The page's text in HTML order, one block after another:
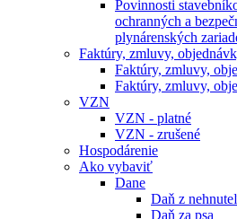
Povinnosti
ochranných a
plynárenských
Faktúry, zmluvy,
Faktúry, zmluvy,
Faktúry, zmluvy,
VZN
VZN - platné
VZN - zrušené
Hospodárenie
Ako vybaviť
Dane
Daň z
Daň za psa